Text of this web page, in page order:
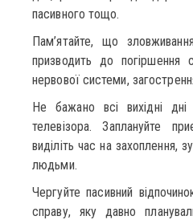
пасивного тощо.
Пам’ятайте, що
призводить до погіршення
нервової системи,
Не бажано всі вихідні
телевізора. Заплануйте
виділіть час на захоплення,
людьми.
Чергуйте пасивний
справу, яку давно